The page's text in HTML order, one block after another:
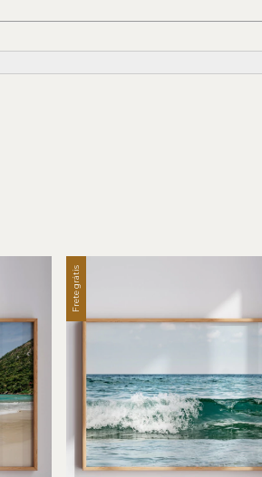
Frete grátis